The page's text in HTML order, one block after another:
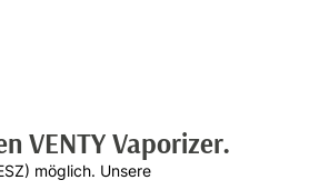
VENTY Vaporizer.
möglich. Unsere